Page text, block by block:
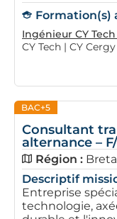
Formation(s)
Ingénieur CY
CY Tech | CY
BAC+5
Consultant
alternance –
Région :
Descriptif
Entreprise
technologie,